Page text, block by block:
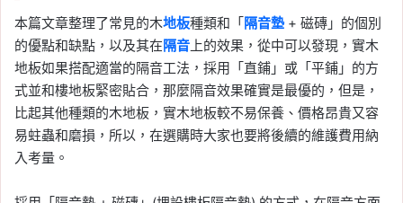
本篇文章整理了常見的木地板種類和「 隔音墊+ 磁磚」的個別
的優點和缺點，以及其在隔音 上的效果，從中可以發現，實木
地板如果搭配適當的隔音工法，採用「直鋪」或「平鋪」的方
式並和樓地板緊密貼合，那麼隔音效果確實是最優的，但是，
比起其他種類的木地板，實木地板較不易保養、價格昂貴又容
易蛀蟲和磨損，所以，在選購時大家也要將後續的維護費用納
入考量。